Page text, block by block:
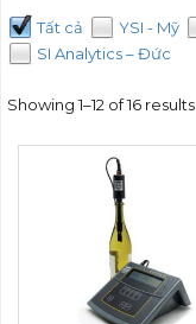
Tất cả YSI - Mỹ
SI Analytics – Đức
Showing 1–12 of 16 results